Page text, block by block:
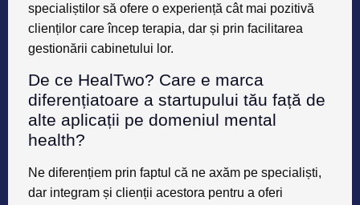
specialiștilor să ofere o experiență cât mai pozitivă
clienților care încep terapia, dar și prin facilitarea
gestionării cabinetului lor.
De ce HealTwo? Care e marca
diferențiatoare a startupului tău față de
alte aplicații pe domeniul mental
health?
Ne diferențiem prin faptul că ne axăm pe specialiști,
dar integram și clienții acestora pentru a oferi